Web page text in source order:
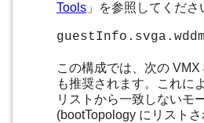
Tools 」を参照してくださ
この構成では、次の
も推奨されます。これに
リストから一致しないモ
(bootTopology にリスト